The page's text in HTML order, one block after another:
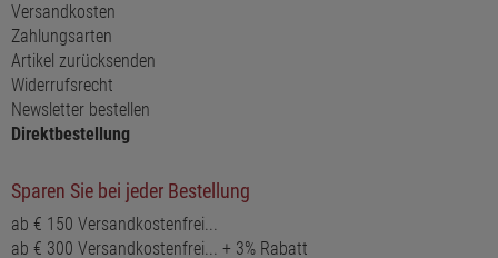
Versandkosten
Zahlungsarten
Artikel zurücksenden
Widerrufsrecht
Newsletter bestellen
Direktbestellung
Sparen Sie bei jeder Bestellung
ab € 150 Versandkostenfrei...
ab € 300 Versandkostenfrei... + 3% Rabatt